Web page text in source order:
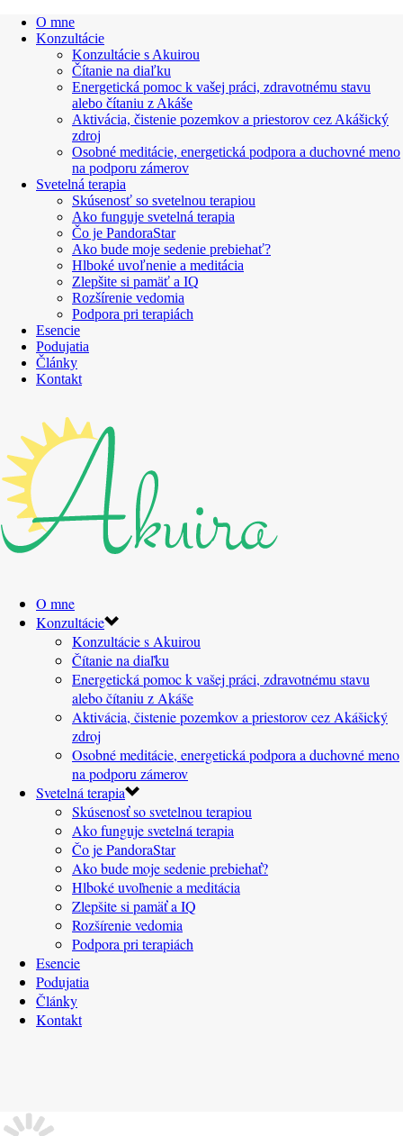
O mne
Konzultácie
Konzultácie s Akuirou
Čítanie na diaľku
Energetická pomoc k vašej práci, zdravotnému stavu
alebo čítaniu z Akáše
Aktivácia, čistenie pozemkov a priestorov cez Akášický
zdroj
Osobné meditácie, energetická podpora a duchovné meno
na podporu zámerov
Svetelná terapia
Skúsenosť so svetelnou terapiou
Ako funguje svetelná terapia
Čo je PandoraStar
Ako bude moje sedenie prebiehať?
Hlboké uvoľnenie a meditácia
Zlepšite si pamäť a IQ
Rozšírenie vedomia
Podpora pri terapiách
Esencie
Podujatia
Články
Kontakt
O mne
Konzultácie
Konzultácie s Akuirou
Čítanie na diaľku
Energetická pomoc k vašej práci, zdravotnému stavu
alebo čítaniu z Akáše
Aktivácia, čistenie pozemkov a priestorov cez Akášický
zdroj
Osobné meditácie, energetická podpora a duchovné meno
na podporu zámerov
Svetelná terapia
Skúsenosť so svetelnou terapiou
Ako funguje svetelná terapia
Čo je PandoraStar
Ako bude moje sedenie prebiehať?
Hlboké uvoľnenie a meditácia
Zlepšite si pamäť a IQ
Rozšírenie vedomia
Podpora pri terapiách
Esencie
Podujatia
Články
Kontakt